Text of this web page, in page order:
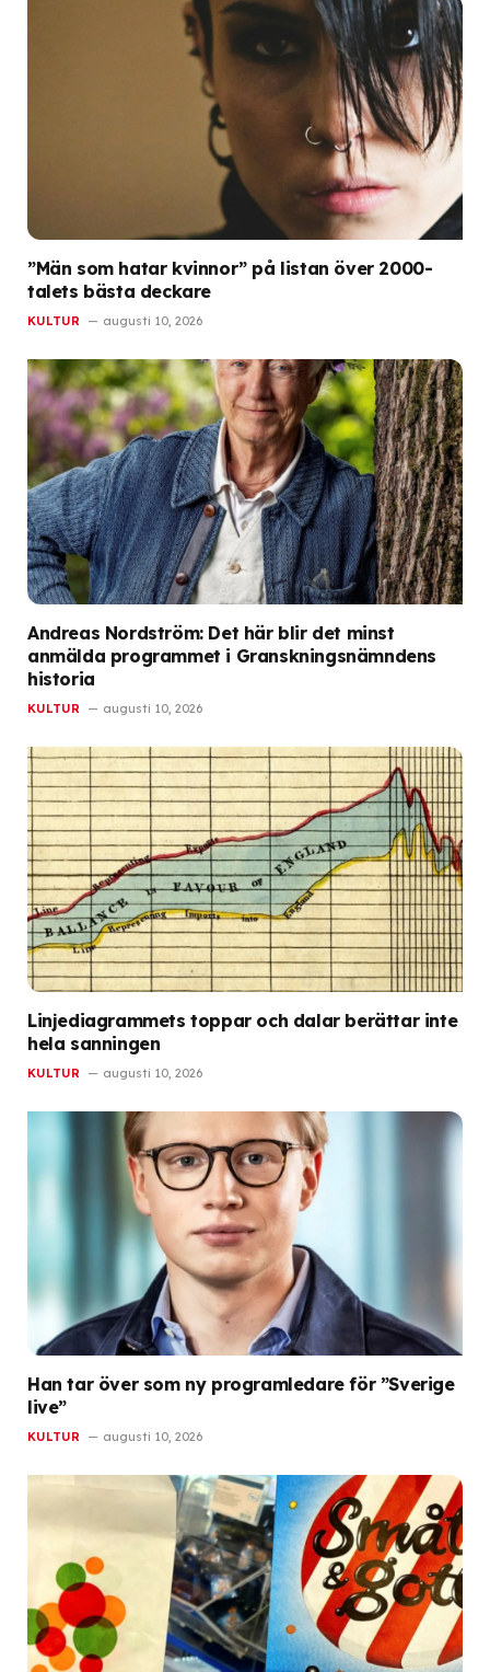
”Män som hatar kvinnor” på listan över 2000-
talets bästa deckare
KULTUR augusti 10, 2026
Andreas Nordström: Det här blir det minst
anmälda programmet i Granskningsnämndens
historia
KULTUR augusti 10, 2026
Linjediagrammets toppar och dalar berättar inte
hela sanningen
KULTUR augusti 10, 2026
Han tar över som ny programledare för ”Sverige
live”
KULTUR augusti 10, 2026